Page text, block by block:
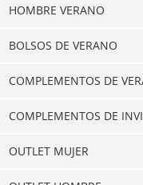
HOMBRE VERANO
BOLSOS DE VERANO
COMPLEMENTOS DE
COMPLEMENTOS DE
OUTLET MUJER